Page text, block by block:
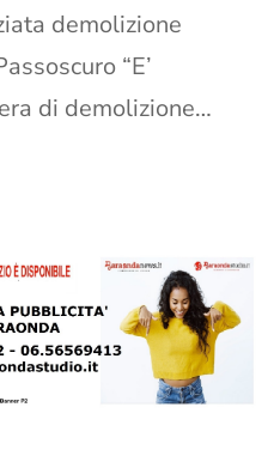
demolizione
“E’
di demolizione…